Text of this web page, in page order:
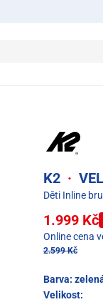
K2 ·
Děti Inline
1.999 Kč
Online cena
2.599 Kč
Barva:
Velikost: